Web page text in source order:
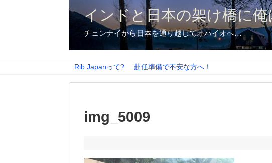
インドと日本の架け橋に
チェンナイから日本を通り越してオハイオへ…
Rib Japanって? 赴任準備で不安な方へ！
img_5009